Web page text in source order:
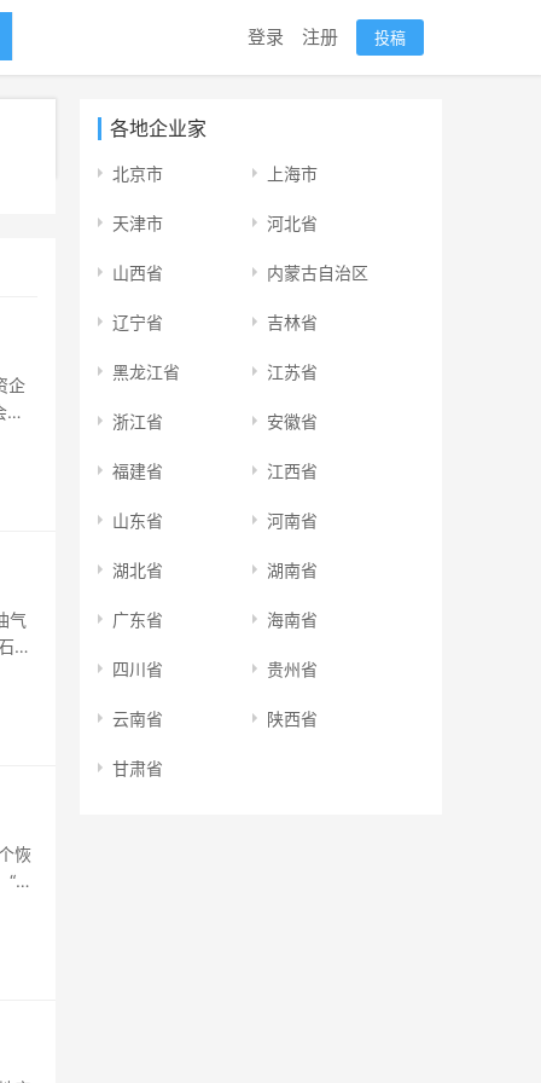
登录 注册 投稿
企
投
气
油
行
恢
共
鞍
各地企业家
北京市 上海市
天津市 河北省
山西省 内蒙古自治区
辽宁省 吉林省
黑龙江省 江苏省
浙江省 安徽省
福建省 江西省
山东省 河南省
湖北省 湖南省
广东省 海南省
四川省 贵州省
云南省 陕西省
甘肃省